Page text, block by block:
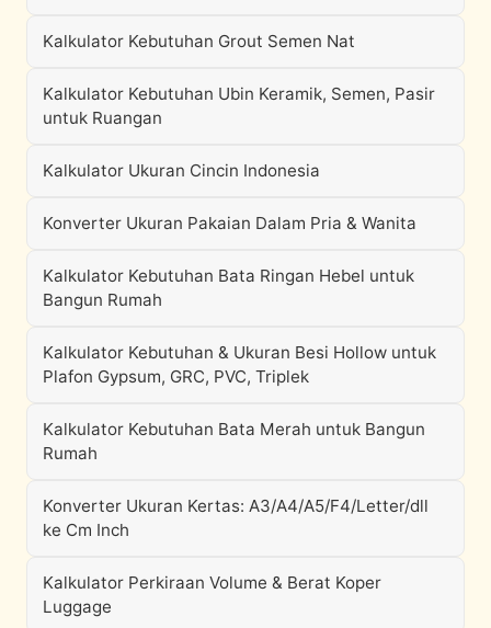
Kalkulator Kebutuhan Grout Semen Nat
Kalkulator Kebutuhan Ubin Keramik, Semen, Pasir
untuk Ruangan
Kalkulator Ukuran Cincin Indonesia
Konverter Ukuran Pakaian Dalam Pria & Wanita
Kalkulator Kebutuhan Bata Ringan Hebel untuk
Bangun Rumah
Kalkulator Kebutuhan & Ukuran Besi Hollow untuk
Plafon Gypsum, GRC, PVC, Triplek
Kalkulator Kebutuhan Bata Merah untuk Bangun
Rumah
Konverter Ukuran Kertas: A3/A4/A5/F4/Letter/dll
ke Cm Inch
Kalkulator Perkiraan Volume & Berat Koper
Luggage